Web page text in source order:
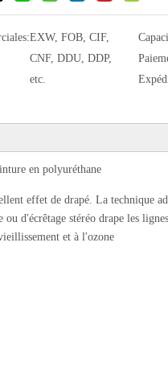
EXW, FOB, CIF,
CNF, DDU, DDP,
etc.
en polyuréthane
effet de drapé. La technique
ou d'écrêtage stéréo drape les
et à l'ozone